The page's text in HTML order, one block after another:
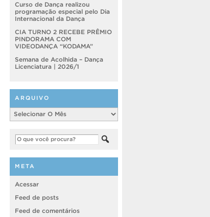
Curso de Dança realizou
programação especial pelo Dia
Internacional da Dança
CIA TURNO 2 RECEBE PRÊMIO
PINDORAMA COM
VIDEODANÇA “KODAMA”
Semana de Acolhida – Dança
Licenciatura | 2026/1
ARQUIVO
Arquivo
META
Acessar
Feed de posts
Feed de comentários